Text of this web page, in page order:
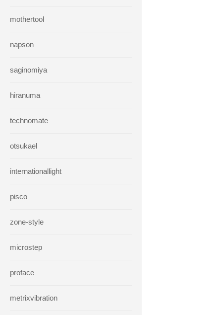
mothertool
napson
saginomiya
hiranuma
technomate
otsukael
internationallight
pisco
zone-style
microstep
proface
metrixvibration